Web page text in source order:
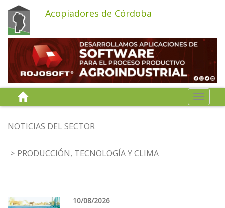
Acopiadores de Córdoba
Toggle
NOTICIAS DEL SECTOR
PRODUCCIÓN, TECNOLOGÍA Y CLIMA
10/08/2026